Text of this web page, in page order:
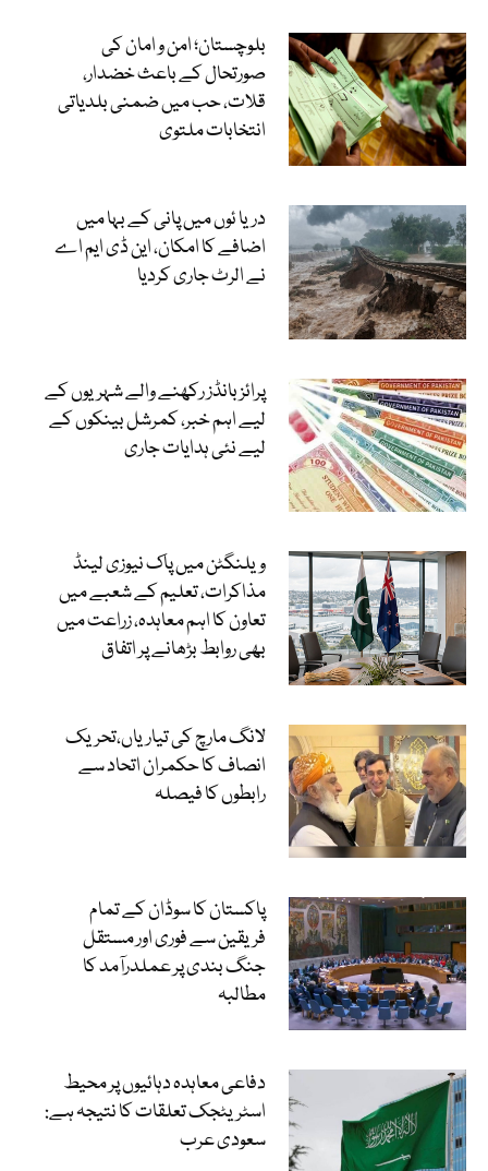
بلوچستان؛ امن و امان کی
صورتحال کے باعث خضدار،
قلات، حب میں ضمنی بلدیاتی
انتخابات ملتوی
دریا ئوں میں پانی کے بہا میں
اضافے کا امکان، این ڈی ایم اے
نے الرٹ جاری کردیا
پرائز بانڈز رکھنے والے شہریوں کے
لیے اہم خبر، کمرشل بینکوں کے
لیے نئی ہدایات جاری
ویلنگٹن میں پاک نیوزی لینڈ
مذاکرات، تعلیم کے شعبے میں
تعاون کا اہم معاہدہ، زراعت میں
بھی روابط بڑھانے پر اتفاق
لانگ مارچ کی تیاریاں،تحریک
انصاف کا حکمران اتحاد سے
رابطوں کا فیصلہ
پاکستان کا سوڈان کے تمام
فریقین سے فوری اور مستقل
جنگ بندی پر عملدرآمد کا
مطالبہ
دفاعی معاہدہ دہائیوں پر محیط
اسٹریٹجک تعلقات کا نتیجہ ہے:
سعودی عرب